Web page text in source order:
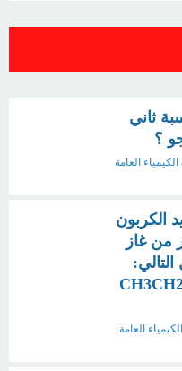
ثاني
؟
الكيمياء العامة
الكربون
استخدم 6 لتر من غاز
الكيمياء العامة